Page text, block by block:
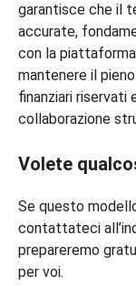
garantisce che il
accurate,
con la
mantenere il
finanziari riservati
collaborazione
Volete
Se questo
contattateci
prepareremo
per voi.